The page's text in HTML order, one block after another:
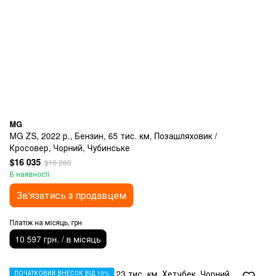
MG
MG ZS, 2022 р., Бензин, 65 тис. км, Позашляховик /
Кросовер, Чорний, Чубинське
$16 035 $16 260
В наявності
Зв'язатись з продавцем
Платіж на місяць, грн
10 597 грн. / в місяць
ПОЧАТКОВИЙ ВНЕСОК ВІД 10%